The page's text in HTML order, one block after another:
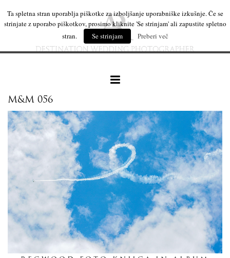
naše delo
leseni izdelki
mi
dnevnik
M&M 056
Ta spletna stran uporablja piškotke za izboljšanje uporabniške izkušnje. Če se
strinjate z uporabo piškotkov, prosimo kliknite 'Se strinjam' ali zapustite spletno
stran.
Se strinjam Preberi več